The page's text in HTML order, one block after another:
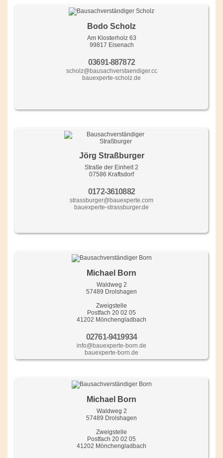
Bodo Scholz
Am Klosterholz 63
99817 Eisenach
03691-887872
scholz@bausachverstaendiger.cc
bauexperte-scholz.de
Jörg Straßburger
Straße der Einheit 2
07586 Kraftsdorf
0172-3610882
strassburger@bauexperte.com
bauexperte-strassburger.de
Michael Born
Waldweg 2
57489 Drolshagen
Zweigstelle
Postfach 20 02 05
41202 Mönchengladbach
02761-9419934
info@bauexperte-born.de
bauexperte-born.de
Michael Born
Waldweg 2
57489 Drolshagen
Zweigstelle
Postfach 20 02 05
41202 Mönchengladbach